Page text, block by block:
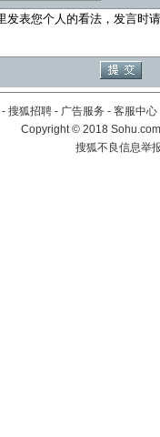
- 搜狐招聘 - 广告服务 - 客服中心
Copyright©2018
搜狐不良信息举